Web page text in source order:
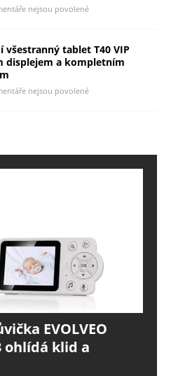
nejsou povolené
všestranný tablet T40 VIP
displejem a kompletním
nejsou povolené
EVOLVEO
ohlídá klid a